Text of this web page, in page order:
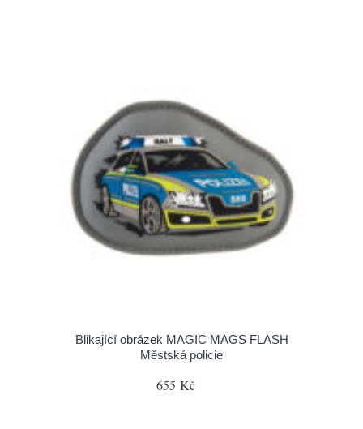
Blikající obrázek MAGIC MAGS FLASH
Městská policie
655 Kč